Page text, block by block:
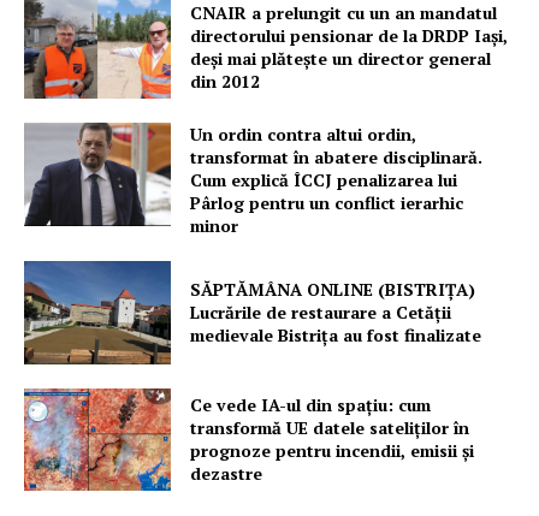
CNAIR a prelungit cu un an mandatul
directorului pensionar de la DRDP Iași,
deși mai plătește un director general
din 2012
Un ordin contra altui ordin,
transformat în abatere disciplinară.
Cum explică ÎCCJ penalizarea lui
Pârlog pentru un conflict ierarhic
minor
SĂPTĂMÂNA ONLINE (BISTRIȚA)
Lucrările de restaurare a Cetăţii
medievale Bistriţa au fost finalizate
Ce vede IA-ul din spațiu: cum
transformă UE datele sateliților în
prognoze pentru incendii, emisii și
dezastre